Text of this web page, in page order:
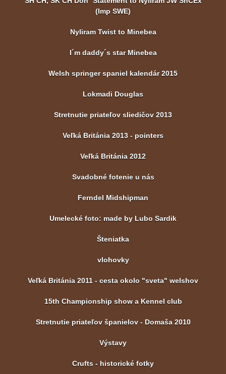
(Imp SWE)
Nyliram Twist to Minebea
I´m daddy´s star Minebea
Welsh springer spaniel kalendár 2015
Lokmadi Douglas
Stretnutie priateľov sliedičov 2013
Veľká Británia 2013 - pointers
Veľká Británia 2012
Svadobné fotenie u nás
Ferndel Midshipman
Umelecké foto: made by Lubo Sardik
Šteniatka
vlohovky
Veľká Británia 2011 - cesta okolo "sveta" welshov
15th Championship show a Kennel club
Stretnutie priateľov španielov - Domaša 2010
Výstavy
Crufts - historické fotky